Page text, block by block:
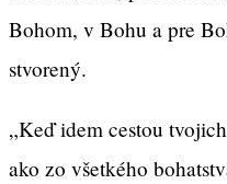
Bohom, v Bohu a pre
stvorený.
„Keď idem cestou
ako zo všetkého